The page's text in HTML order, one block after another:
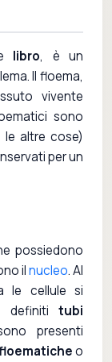
libro, è un
Il floema,
vivente
sono
altre cose)
per un
possiedono
ilnucleo. Al
le cellule si
definiti tubi
presenti
o